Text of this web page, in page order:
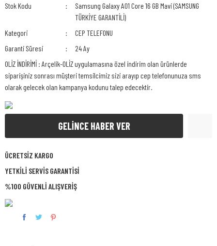
Stok Kodu
Samsung Galaxy A01 Core 16 GB Mavi (SAMSUNG
TÜRKİYE GARANTİLİ)
Kategori
CEP TELEFONU
Garanti Süresi
24 Ay
OLİZ İNDİRİMİ : Arçelik-OLİZ uygulamasına özel indirim olan ürünlerde
siparişiniz sonrası müşteri temsilcimiz sizi arayıp cep telefonunuza sms
olarak gelecek olan kampanya kodunu talep edecektir.
GELİNCE HABER VER
ÜCRETSİZ KARGO
YETKİLİ SERVİS GARANTİSİ
%100 GÜVENLİ ALIŞVERİŞ